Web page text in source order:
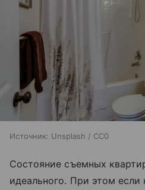
Источник: Unsplash / CC0
Состояние съемных
идеального. При этом